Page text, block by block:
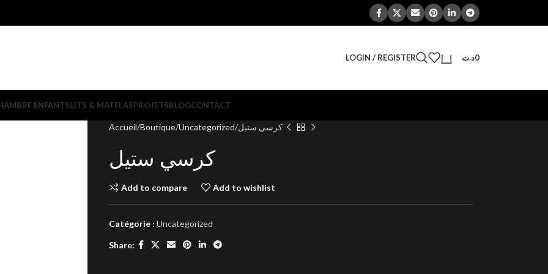
LOGIN / REGISTER 0د.ت
ENFANTSLITS & MATELASPROJETSBLOGCONTACT
Accueil Boutique Uncategorized كرسي ستيل
كرسي ستيل
Add to compare Add to wishlist
Catégorie : Uncategorized
Share: